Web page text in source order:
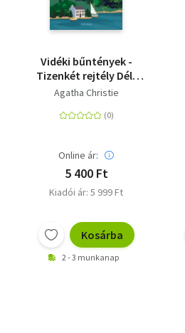
Vidéki bűntények -
Tizenkét rejtély Dél-
Angliából
Agatha Christie
Online ár:
5 400 Ft
Kiadói ár: 5 999 Ft
Kosárba
2 - 3 munkanap